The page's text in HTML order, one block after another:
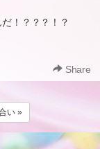
！？？？！？
Share
い »